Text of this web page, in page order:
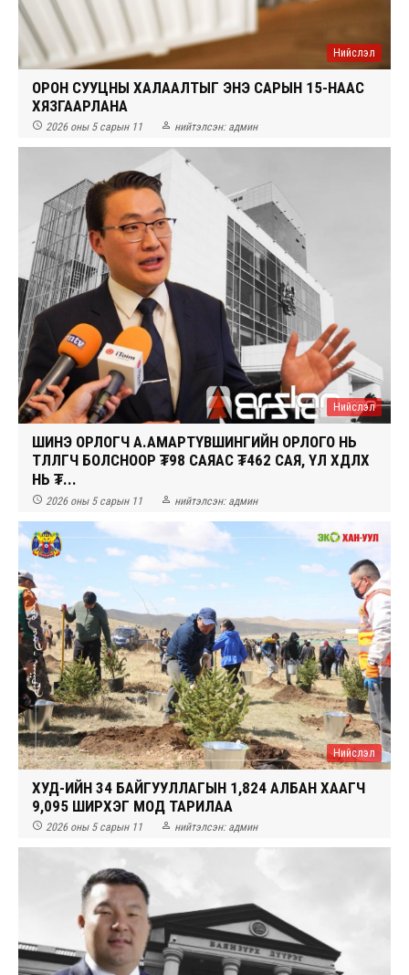
Нийслэл
ОРОН СУУЦНЫ ХАЛААЛТЫГ ЭНЭ САРЫН 15-НААС
ХЯЗГААРЛАНА
 2026 оны 5 сарын 11  нийтэлсэн: админ
Нийслэл
ШИНЭ ОРЛОГЧ А.АМАРТҮВШИНГИЙН ОРЛОГО НЬ
ТӨЛӨӨЛӨГЧ БОЛСНООР ₮98 САЯАС ₮462 САЯ, ҮЛ ХӨДЛӨХ
НЬ ₮...
 2026 оны 5 сарын 11  нийтэлсэн: админ
Нийслэл
ХУД-ИЙН 34 БАЙГУУЛЛАГЫН 1,824 АЛБАН ХААГЧ
9,095 ШИРХЭГ МОД ТАРИЛАА
 2026 оны 5 сарын 11  нийтэлсэн: админ